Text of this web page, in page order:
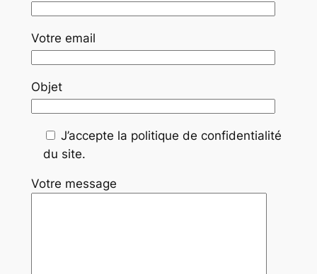
Votre email
Objet
J’accepte la politique de confidentialité
du site.
Votre message